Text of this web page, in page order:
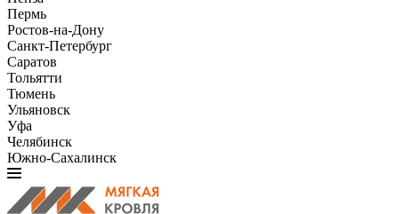
Пермь
Ростов-на-Дону
Санкт-Петербург
Саратов
Тольятти
Тюмень
Ульяновск
Уфа
Челябинск
Южно-Сахалинск